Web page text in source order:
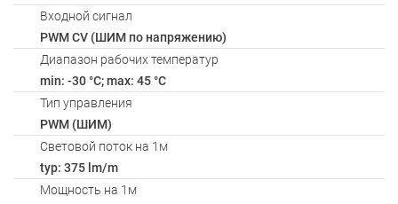
Входной сигнал
PWM СV (ШИМ по напряжению)
Диапазон рабочих температур
min: -30 °C; max: 45 °C
Тип управления
PWM (ШИМ)
Световой поток на 1м
typ: 375 lm/m
Мощность на 1м